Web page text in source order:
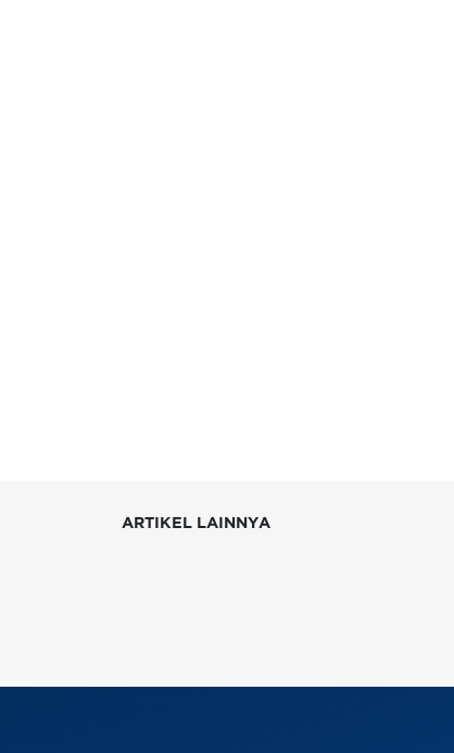
ARTIKEL LAINNYA